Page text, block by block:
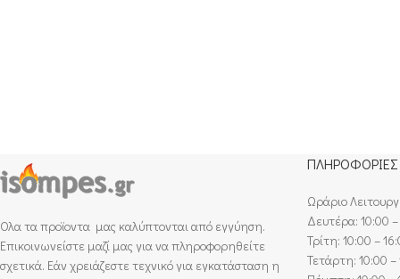
Ολα τα προϊοντα μας καλύπτονται από εγγύηση.
Επικοινωνείστε μαζί μας για να πληροφορηθείτε
σχετικά. Εάν χρειάζεστε τεχνικό για εγκατάσταση η
ΠΛΗΡΟΦΟΡΙΕΣ
Ωράριο
Δευτέρα: 10:00
Τρίτη: 10:00 –
Τετάρτη: 10:00 –